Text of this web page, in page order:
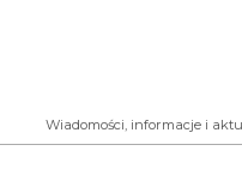
Wiadomości, informacje i